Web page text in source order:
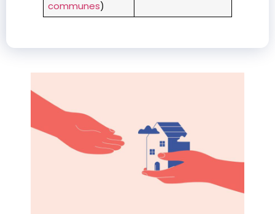
communes)